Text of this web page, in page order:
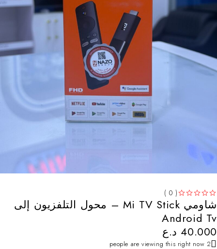
( 0 )
شاومي Mi TV Stick – محول التلفزيون إلى
Android Tv
40.000 د.ع
2 people are viewing this right now